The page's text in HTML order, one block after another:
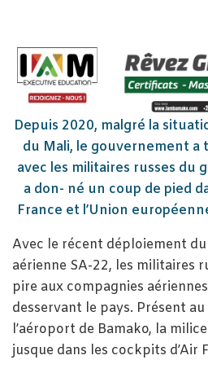
Depuis 2020, malgré la
du Mali, le gouvernement a
avec les militaires russes du
a don- né un coup de pied
France et l’Union
Avec le récent déploiement
aérienne SA-22, les militaires
pire aux compagnies
desservant le pays. Présent au
l’aéroport de Bamako, la
jusque dans les cockpits d’Air